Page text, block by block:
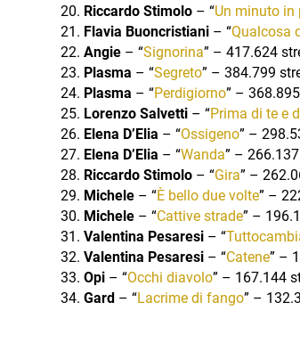
Riccardo Stimolo – “Un minuto in
Flavia Buoncristiani– “Qualcosa
Angie– “Signorina” – 417.624
Plasma – “Segreto” – 384.799
Plasma – “Perdigiorno” –
Lorenzo Salvetti– “Prima di te e
Elena D’Elia – “Ossigeno” –
Elena D’Elia – “Wanda” –
Riccardo Stimolo – “Gira” –
Michele– “È bello due volte” –
Michele– “Cattive strade” –
Valentina Pesaresi– “
Valentina Pesaresi– “Catene” –
Opi– “Occhi diavolo” – 167.144
Gard– “Lacrime di fango” –